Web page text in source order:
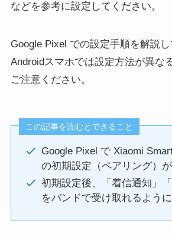
などを参考に設定してください。
Google Pixel での設定手順を解説
Androidスマホでは設定方法が異な
ご注意ください。
この記事を読むとできること
Google Pixel で Xiaomi
の初期設定（ペアリング）
初期設定後、「着信通知」「
をバンドで受け取れるよう